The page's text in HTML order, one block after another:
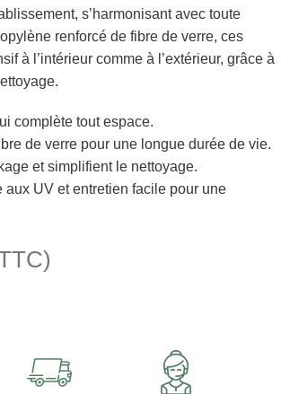
s’harmonisant avec toute
renforcé de fibre de verre, ces
à l’intérieur comme à l’extérieur, grâce à
complète tout espace.
de verre pour une longue durée de vie.
et simplifient le nettoyage.
aux UV et entretien facile pour une